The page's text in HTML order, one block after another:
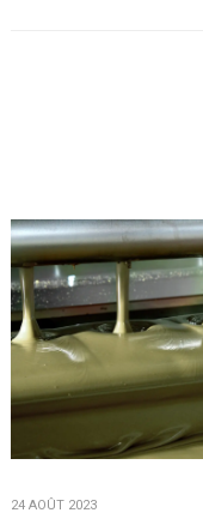
24 AOÛT 2023